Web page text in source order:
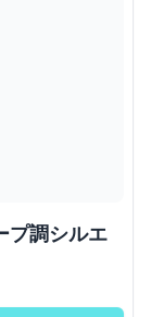
プ調シルエ